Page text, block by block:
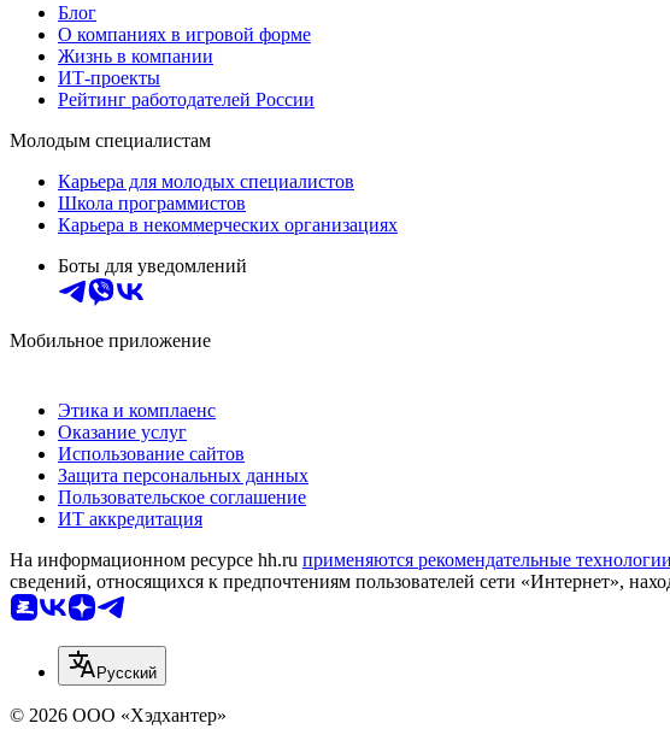
Блог
О компаниях в игровой форме
Жизнь в компании
ИТ-проекты
Рейтинг работодателей России
Молодым специалистам
Карьера для молодых специалистов
Школа программистов
Карьера в некоммерческих организациях
Боты для уведомлений
Мобильное приложение
Этика и комплаенс
Оказание услуг
Использование сайтов
Защита персональных данных
Пользовательское соглашение
ИТ аккредитация
На информационном ресурсе hh.ru применяются рекомендательные технологии
сведений, относящихся к предпочтениям пользователей сети «Интернет»,
Русский
© 2026 ООО «Хэдхантер»